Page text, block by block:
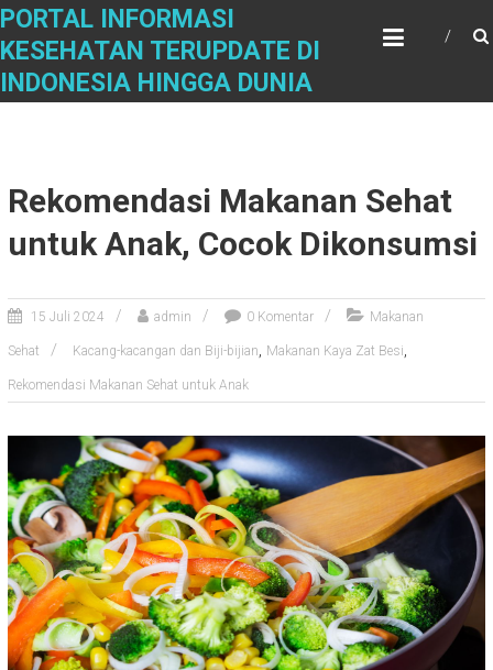
Skip
content
PORTAL INFORMASI
KESEHATAN TERUPDATE DI
INDONESIA HINGGA DUNIA
Rekomendasi Makanan Sehat
untuk Anak, Cocok Dikonsumsi
15 Juli 2024 admin 0 Komentar Makanan
Sehat Kacang-kacangan dan Biji-bijian, Makanan Kaya Zat Besi,
Rekomendasi Makanan Sehat untuk Anak